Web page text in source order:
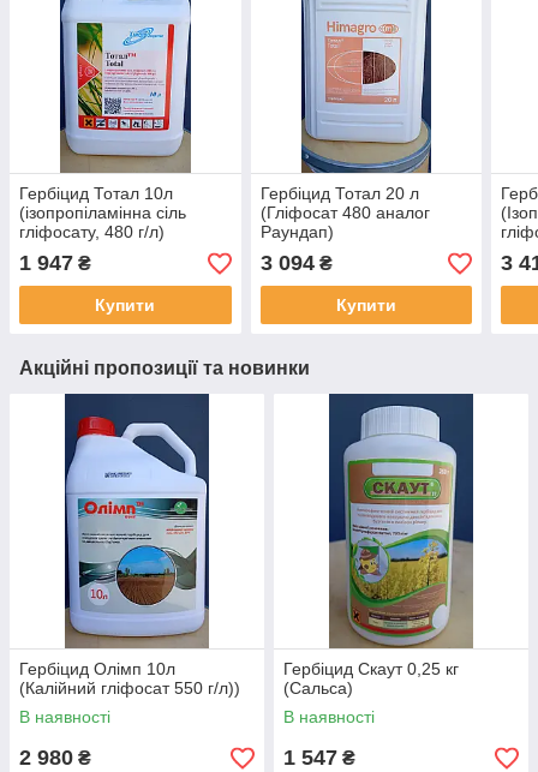
Гербіцид Тотал 10л
(ізопропіламінна сіль
гліфосату, 480 г/л)
1 947 ₴
Купити
Гербіцид Тотал 20 л
(Гліфосат 480 аналог
Раундап)
3 094₴
Купити
3
Акційні пропозиції та новинки
Гербіцид Олімп 10л
(Калійний гліфосат 550 г/л))
В наявності
2 980 ₴
Гербіцид Скаут 0,25 кг
(Сальса)
В наявності
1 547 ₴